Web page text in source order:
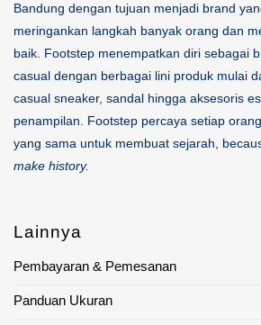
Bandung dengan tujuan menjadi brand
meringankan langkah banyak orang dan
baik. Footstep menempatkan diri sebagai
casual dengan berbagai lini produk mulai
casual sneaker, sandal hingga aksesoris
penampilan. Footstep percaya setiap
yang sama untuk membuat sejarah,
make history.
Lainnya
Pembayaran & Pemesanan
Panduan Ukuran